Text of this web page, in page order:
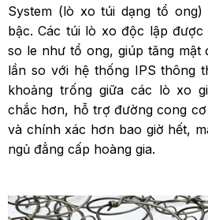
System (lò xo túi dạng tổ
bậc. Các túi lò xo độc lập
so le như tổ ong, giúp tăng mật
lần so với hệ thống IPS thông
khoảng trống giữa các lò xo
chắc hơn, hỗ trợ đường cong
và chính xác hơn bao giờ hết,
ngủ đẳng cấp hoàng gia.